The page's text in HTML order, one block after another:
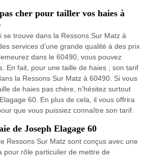
cher pour tailler vos haies à
se trouve dans la Ressons Sur Matz à
services d’une grande qualité à des prix
dans le 60490, vous pouvez
En fait, pour une taille de haies ; son tarif
la Ressons Sur Matz à 60490. Si vous
de haies pas chère, n’hésitez surtout
60. En plus de cela, il vous offrira
que vous puissiez connaître son tarif.
de Joseph Elagage 60
Ressons Sur Matz sont conçus avec une
pour rôle particulier de mettre de